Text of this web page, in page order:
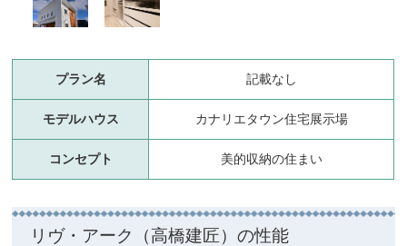
プラン名 記載なし
モデルハウス カナリエタウン住宅展示場
コンセプト 美的収納の住まい
リヴ・アーク（高橋建匠）の性能